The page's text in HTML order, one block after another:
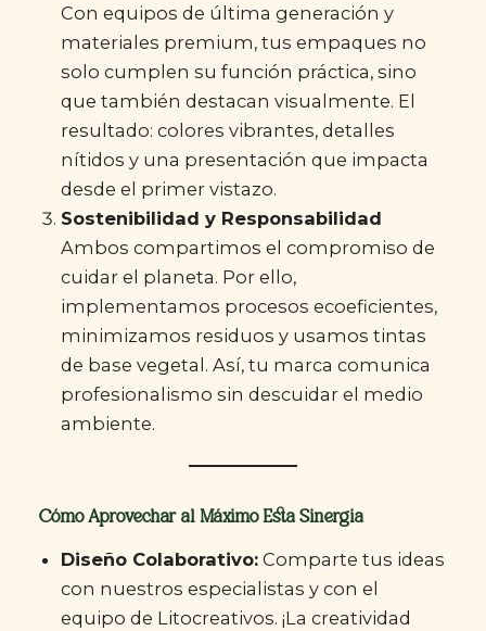
Con equipos de última generación y
materiales premium, tus empaques no
solo cumplen su función práctica, sino
que también destacan visualmente. El
resultado: colores vibrantes, detalles
nítidos y una presentación que impacta
desde el primer vistazo.
Sostenibilidad y Responsabilidad
Ambos compartimos el compromiso de
cuidar el planeta. Por ello,
implementamos procesos ecoeficientes,
minimizamos residuos y usamos tintas
de base vegetal. Así, tu marca comunica
profesionalismo sin descuidar el medio
ambiente.
Cómo Aprovechar al Máximo Esta Sinergia
Diseño Colaborativo: Comparte tus ideas
con nuestros especialistas y con el
equipo de Litocreativos. ¡La creatividad